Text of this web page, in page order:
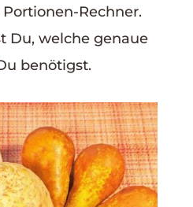
Rechner.
Du, welche genaue
benötigst.